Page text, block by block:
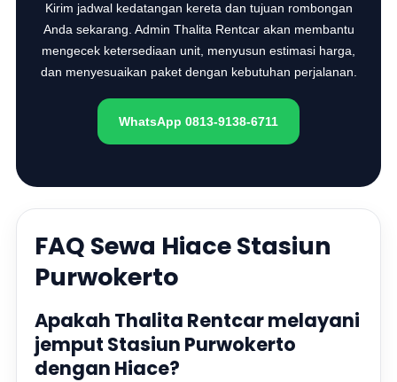
Kirim jadwal kedatangan kereta dan tujuan rombongan
Anda sekarang. Admin Thalita Rentcar akan membantu
mengecek ketersediaan unit, menyusun estimasi harga,
dan menyesuaikan paket dengan kebutuhan perjalanan.
WhatsApp 0813-9138-6711
FAQ Sewa Hiace Stasiun
Purwokerto
Apakah Thalita Rentcar melayani
jemput Stasiun Purwokerto
dengan Hiace?